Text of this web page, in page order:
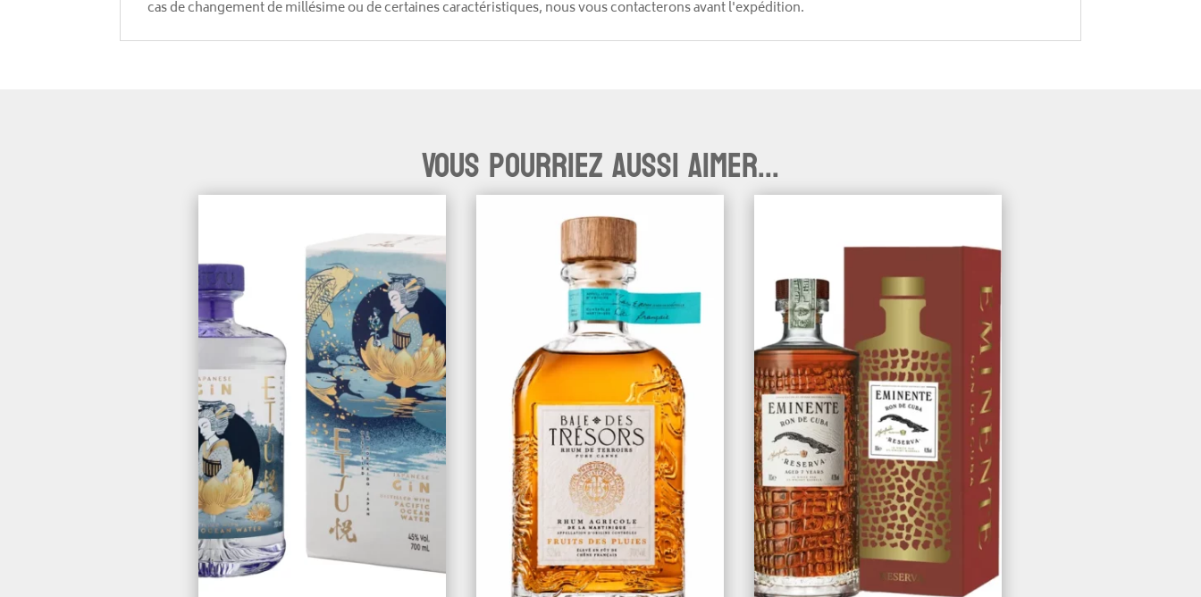
cas de changement de millésime ou de certaines caractéristiques, nous vous contacterons avant l'expédition.
Vous pourriez aussi aimer...